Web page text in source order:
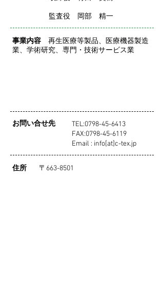
​ 監査役 岡部 精一
事業内容 再生医療等製品、医療機器製造
業、学術研究、専門・技術サービス業
​お問い合せ先 TEL:0798-45-6413
FAX:0798-45-6119
Email : info[at]c-tex.jp
住所
〒663-8501